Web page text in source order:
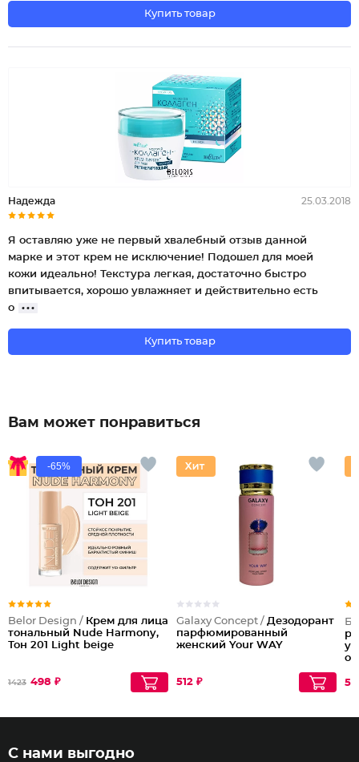
Купить товар
Надежда 25.03.2018
Я оставляю уже не первый хвалебный отзыв данной
марке и этот крем не исключение! Подошел для моей
кожи идеально! Текстура легкая, достаточно быстро
впитывается, хорошо увлажняет и действительно есть
о
Купить товар
Вам может понравиться
-65%
Belor Design / Крем для лица
тональный Nude Harmony,
Тон 201 Light beige
1423 498 ₽
Galaxy Concept / Дезодорант
парфюмированный
женский Your WAY
512 ₽
С нами выгодно